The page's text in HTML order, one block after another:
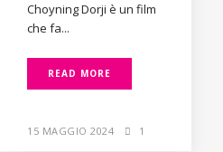
Choyning Dorji è un film
che fa...
READ MORE
15 MAGGIO 2024 1